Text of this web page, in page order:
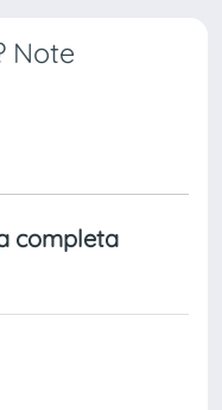
Note
completa